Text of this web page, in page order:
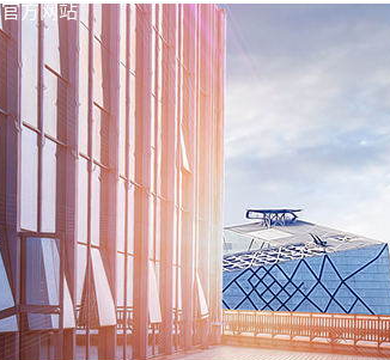
方网站